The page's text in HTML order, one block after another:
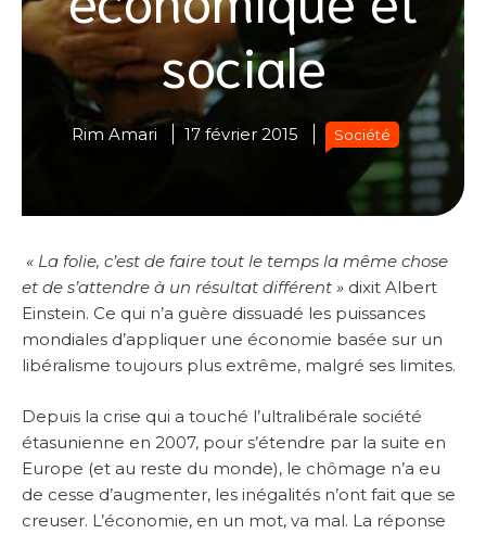
sociale
Rim Amari 17 février 2015 Société
« La folie, c’est de faire tout le temps la même chose
et de s’attendre à un résultat différent » dixit Albert
Einstein. Ce qui n’a guère dissuadé les puissances
mondiales d’appliquer une économie basée sur un
libéralisme toujours plus extrême, malgré ses limites.
Depuis la crise qui a touché l’ultralibérale société
étasunienne en 2007, pour s’étendre par la suite en
Europe (et au reste du monde), le chômage n’a eu
de cesse d’augmenter, les inégalités n’ont fait que se
creuser. L’économie, en un mot, va mal. La réponse